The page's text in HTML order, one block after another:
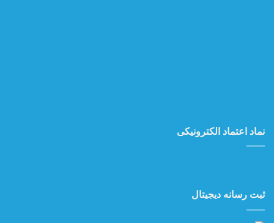
نماد اعتماد الکترونیکی
ثبت رسانه دیجیتال